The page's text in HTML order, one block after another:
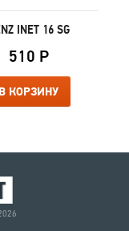
INET 16 SG
510 Р
В КОРЗИНУ